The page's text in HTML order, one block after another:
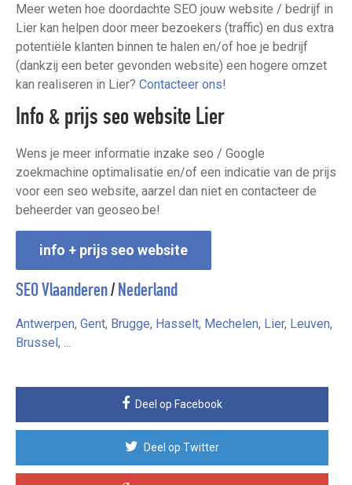
Meer weten hoe doordachte SEO jouw website / bedrijf in
Lier kan helpen door meer bezoekers (traffic) en dus extra
potentiële klanten binnen te halen en/of hoe je bedrijf
(dankzij een beter gevonden website) een hogere omzet
kan realiseren in Lier? Contacteer ons!
Info & prijs seo website Lier
Wens je meer informatie inzake seo / Google
zoekmachine optimalisatie en/of een indicatie van de prijs
voor een seo website, aarzel dan niet en contacteer de
beheerder van geoseo.be!
info + prijs seo website
SEO Vlaanderen/ Nederland
Antwerpen, Gent, Brugge, Hasselt, Mechelen, Lier, Leuven,
Brussel, ...
Deel op Facebook
Deel op Twitter